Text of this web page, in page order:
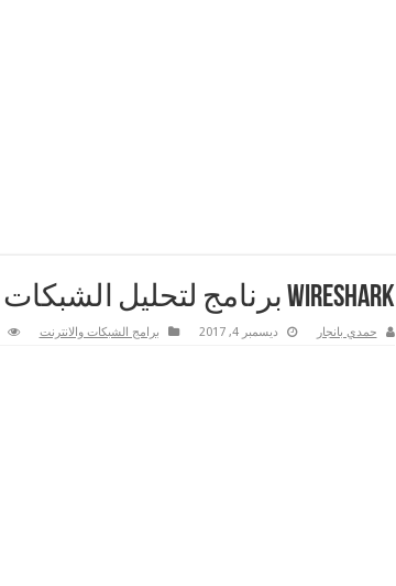
Wireshark برنامج لتحليل الشبكات الداخلية وبيان تفاصيلها
حمدي بانجار ديسمبر 4, 2017 برامج الشبكات والانترنت